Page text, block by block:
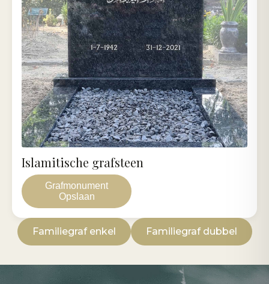
Grafmonument
Opslaan
Islamitische grafsteen
Familiegraf enkel Familiegraf dubbel